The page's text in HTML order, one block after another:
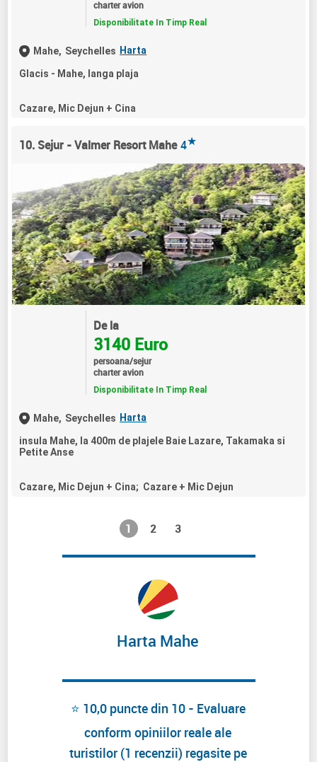
charter avion
Disponibilitate In Timp Real
Mahe, Seychelles Harta
Glacis - Mahe, langa plaja
Cazare, Mic Dejun + Cina
10. Sejur - Valmer Resort Mahe 4★
De la
3140 Euro
persoana/sejur
charter avion
Disponibilitate In Timp Real
Mahe, Seychelles Harta
insula Mahe, la 400m de plajele Baie Lazare, Takamaka si
Petite Anse
Cazare, Mic Dejun + Cina; Cazare + Mic Dejun
1 2 3
Harta Mahe
⭐ 10,0 puncte din 10 - Evaluare
conform opiniilor reale ale
turistilor (1 recenzii) regasite pe